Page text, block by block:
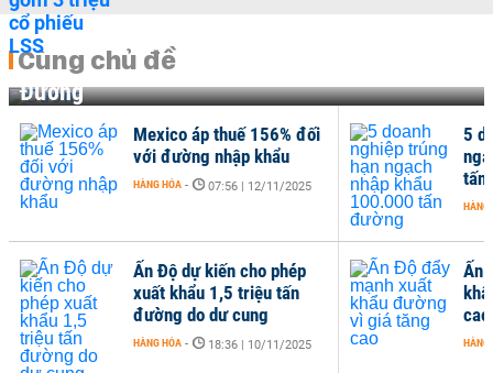
Cùng chủ đề
Đường
Ấn
cao
HÀNG
Mexico áp thuế 156% đối
với đường nhập khẩu
HÀNG HÓA - 07:56 | 12/11/2025
Ấn Độ dự kiến cho phép
xuất khẩu 1,5 triệu tấn
đường do dư cung
HÀNG HÓA - 18:36 | 10/11/2025
5
tấn
HÀNG